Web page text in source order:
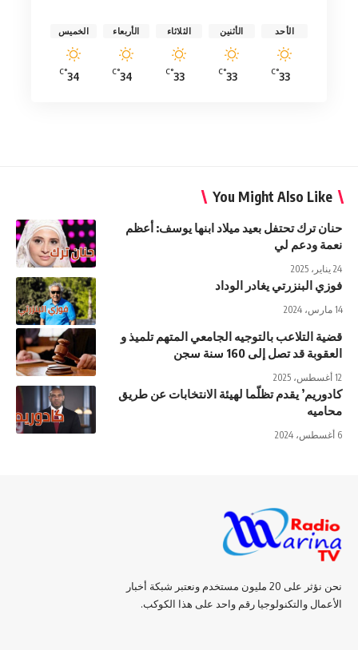
الأحد
33
°C
الأثنين
33
°C
الثلاثاء
33
°C
الأربعاء
34
°C
الخميس
34
°C
You Might Also Like
حنان ترك تحتفل بعيد ميلاد ابنها يوسف: أعظم
نعمة ودعم لي
24 يناير، 2025
فوزي البنزرتي يغادر الوداد
14 مارس، 2024
قضية التلاعب بالتوجيه الجامعي المتهم تلميذ و
العقوبة قد تصل إلى 160 سنة سجن
12 أغسطس، 2025
كادوريم’ يقدم تظلّما لهيئة الانتخابات عن طريق
محاميه
6 أغسطس، 2024
نحن نؤثر على 20 مليون مستخدم ونعتبر شبكة أخبار
الأعمال والتكنولوجيا رقم واحد على هذا الكوكب.